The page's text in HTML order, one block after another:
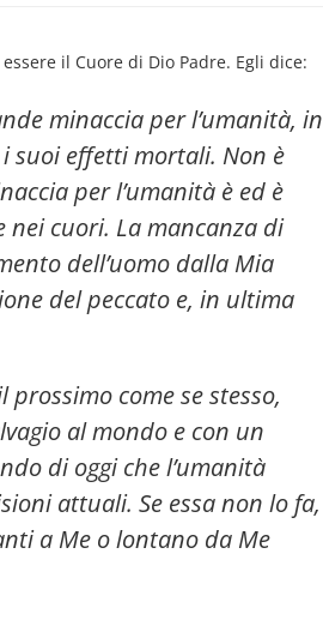
il Cuore di Dio Padre. Egli dice:
minaccia per l’umanità, in
suoi effetti mortali. Non è
per l’umanità è ed è
cuori. La mancanza di
dell’uomo dalla Mia
del peccato e, in ultima
prossimo come se stesso,
al mondo e con un
di oggi che l’umanità
attuali. Se essa non lo fa,
a Me o lontano da Me